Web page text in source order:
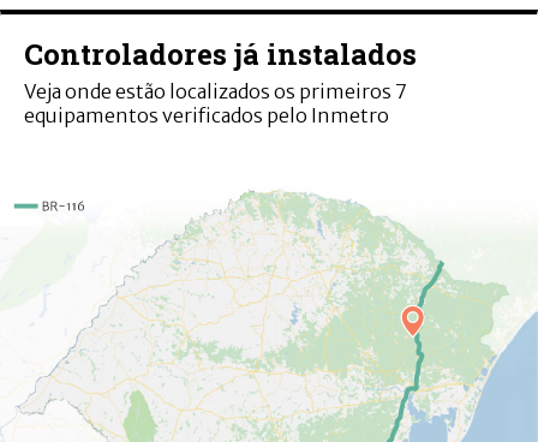
Controladores já instalados
Veja onde estão localizados os primeiros 7
equipamentos verificados pelo Inmetro